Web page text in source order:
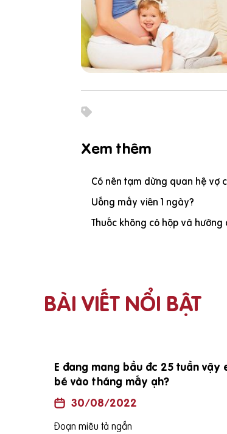
Xem thêm
Có nên tạm dừng quan hệ vợ
Uống mấy viên 1 ngày?
Thuốc không có hộp và
BÀI VIẾT NỔI BẬT
E đang mang bầu đc 25 tuần vậy
bé vào tháng mấy ạh?
30/08/2022
Đoạn miêu tả ngắn